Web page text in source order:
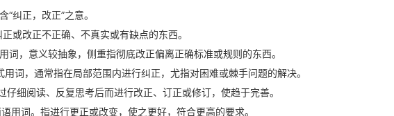
“纠正，改正”之意。
或改正不正确、不真实或有缺点的东西。
词，意义较抽象，侧重指彻底改正偏离正确标准或规则的东西。
词，通常指在局部范围内进行纠正，尤指对困难或棘手问题的解决。
仔细阅读、反复思考后而进行改正、订正或修订，使趋于完善。
用词。指进行更正或改变，使之更好，符合更高的要求。